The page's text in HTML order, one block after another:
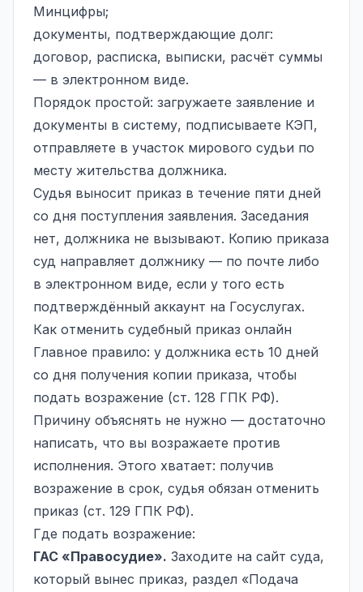
Минцифры;
документы, подтверждающие долг:
договор, расписка, выписки, расчёт суммы
— в электронном виде.
Порядок простой: загружаете заявление и
документы в систему, подписываете КЭП,
отправляете в участок мирового судьи по
месту жительства должника.
Судья выносит приказ в течение пяти дней
со дня поступления заявления. Заседания
нет, должника не вызывают. Копию приказа
суд направляет должнику — по почте либо
в электронном виде, если у того есть
подтверждённый аккаунт на Госуслугах.
Как отменить судебный приказ онлайн
Главное правило: у должника есть 10 дней
со дня получения копии приказа, чтобы
подать возражение (ст. 128 ГПК РФ).
Причину объяснять не нужно — достаточно
написать, что вы возражаете против
исполнения. Этого хватает: получив
возражение в срок, судья обязан отменить
приказ (ст. 129 ГПК РФ).
Где подать возражение:
ГАС «Правосудие». Заходите на сайт суда,
который вынес приказ, раздел «Подача